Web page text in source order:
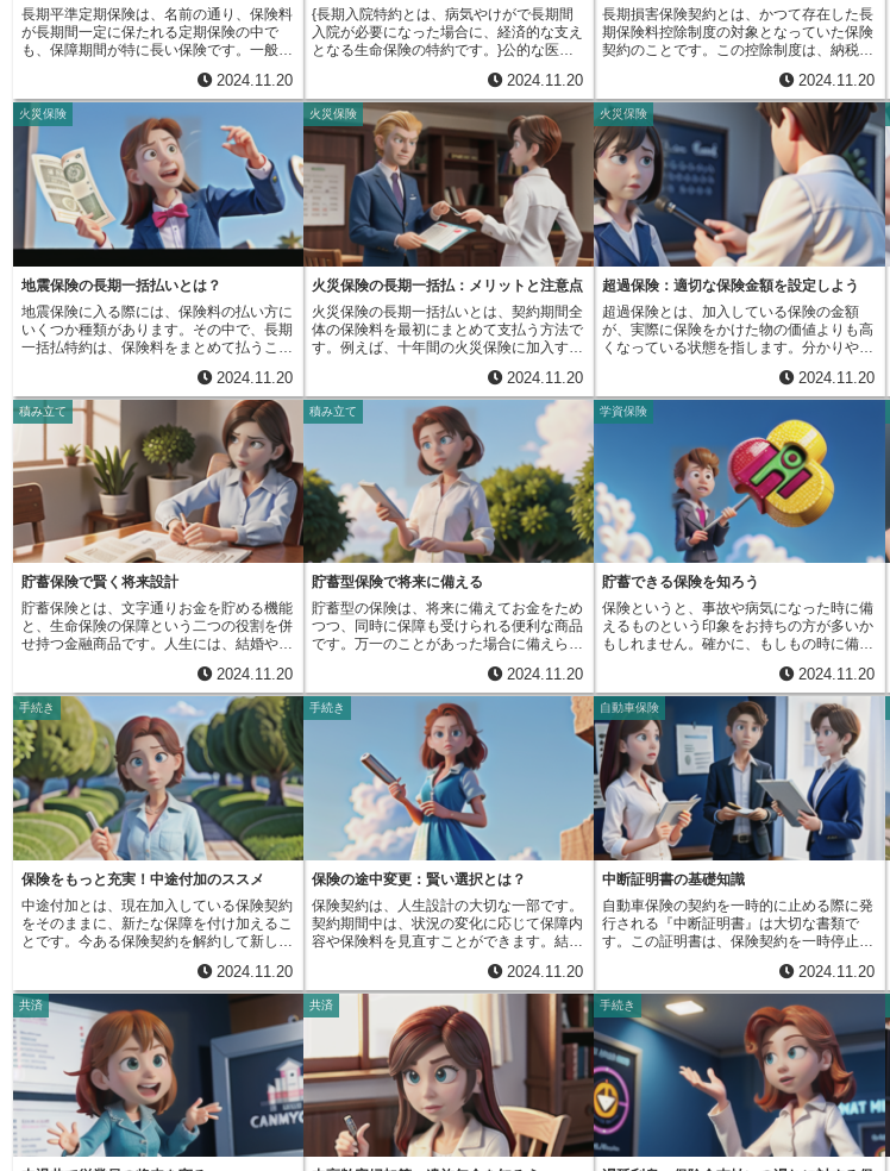
失した場合、買い替えには高額な費用が必
要となります。家財保険に加入していれ
ば、こうした予期せぬ出費を抑えることが
できます。また、水漏れで階下の住人に損
害を与えてしまった場合、賠償責任を負う
ことになりますが、家財保険に個人賠償責
任特約を付けていれば、この賠償費用も補
償されます。日常生活で起こりうる様々な
リスクに備えることで、経済的な負担を軽
減し、生活の安定を維持することに繋がり
ます。家財保険の保険料は、年間数千円か
らと比較的安く、補償内容も充実している
ため、費用対効果が高い保険と言えるでし
ょう。万が一の際に大きな助けとなるだけ
でなく、保険に加入しているという安心感
も得られます。補償内容や保険料は保険会
社によって異なるため、複数の保険商品を
比較検討し、ご自身の状況やニーズに合っ
たプランを選びましょう。インターネット
で簡単に比較サイトを利用することもでき
ます。家財保険に加入することで、不測の
事態に備え、より穏やかな日々を送ること
ができるでしょう。
り、詳しい説明を読んだりすることも容易
です。また、電話でもオペレーターに直接
質問や相談ができるため、より深く理解し
た上で加入を決められます。従来の担当者
と直接会う販売方法に加え、インターネッ
トを使った説明や契約手続きもできるよう
になり、お客さまの様々なニーズに応えら
れるようになりました。忙しくて窓口に行
く時間がない方や、自分のペースでじっく
り検討したい方にも便利です。また、イン
ターネット専用の割引プランを用意してい
る会社もあり、ますます利用しやすくなっ
ています。このように、直販は販売費用を
抑え、様々な加入方法を選べるという利点
があります。自分に合った方法で、納得の
いく保険選びをしたい方は、直販という選
択肢を検討してみてはいかがでしょうか。
動車保険でも同じように考えることができ
ます。例えば、運転中にうっかり電柱にぶ
つかってしまい、車が壊れてしまったとし
ます。この場合、事故という危険が直接の
原因で車の損害が発生したため、これも直
接損害です。この直接損害こそが、保険金
が支払われる主な対象となります。保険契
約の内容をよく読んで、何が直接損害とし
て認められるかをきちんと理解しておくこ
とが大切です。もしもの時に、正しい保険
金請求をするために必要なことです。契約
内容によっては、直接損害として認められ
る範囲が異なる場合もあります。例えば、
火災保険の中には、落雷による火災は保障
の対象だが、爆発による火災は対象外とい
ったものもあるかもしれません。そのた
め、自分の加入している保険がどのような
場合に保険金を支払ってくれるのかを、あ
らかじめ確認しておくことが重要です。そ
うすることで、いざという時に慌てること
なく、適切な対応をすることができます。
長期平準定期保険は、名前の通り、保険料
が長期間一定に保たれる定期保険の中で
も、保障期間が特に長い保険です。一般的
間の保障を目的とする場合が多いですが、
長期平準定期保険は、数十年単位といった
長期的な保障を必要とする場合に適してい
ます。そのため、将来発生する大きな支出
に備えて、計画的に資金を準備したいとい
う場合に役立ちます。例えば、企業が従業
員の退職金の支払いに備える、あるいは住
宅ローンの完済を見据えて家族の生活を守
るといった場合に、この保険は有効活用で
きます。子供が独立するまでの生活費を保
障したい、といった場合にも適していま
す。葬儀費用など、将来必ず発生する費用
料は、保障期間全体を通して一定です。こ
れは、加入時の保険料がその後も変わら
ず、将来の保険料負担を予測しやすく、家
計や事業計画を立てやすいという大きな利
点です。ただし、保障期間が長いため、他
の短期的な定期保険と比べると、保険料は
割高になる傾向があります。一時的な保障
で十分な場合は、他の定期保険の方が費用
を抑えられる可能性があります。長期平準
定期保険は、長期間にわたり安定した保障
を確保したいというニーズに応える保険商
品です。将来の不確実な出来事に備え、安
心して暮らしたい、あるいは事業を継続し
たいと考える個人や企業にとって、検討す
る価値のある選択肢の一つと言えるでしょ
う。将来のライフプランや事業計画に基づ
いて、必要な保障額と保障期間を慎重に検
討し、最適な保険を選ぶことが重要です。
2024.11.20
{長期入院特約とは、病気やけがで長期間
入院が必要になった場合に、経済的な支え
となる生命保険の特約です。}公的な医療
の増加や、仕事ができなくなることによる
収入の減少といった、長期入院に伴う経済
的な不安を軽減することを目的としていま
す。この特約は、入院日数が一定期間を超
えた場合に、日数に応じて給付金が支払わ
れます。給付金の額や支払われる日数は、
契約内容によって異なりますので、事前に
しっかりと確認することが大切です。例え
ば、1回の入院につき180日を超えた場合
に給付金が支払われるものや、入院日数に
応じて段階的に給付額が増加していくもの
など、様々な種類があります。長期入院の
などの重い病気や、大きなけがなどが挙げ
られます。これらの病気やけがは、治療に
長期間を要することが多く、医療費の高額
化に加えて、収入の減少や家族の介護負担
など、経済的にも精神的にも大きな負担が
かかります。長期入院特約に加入すること
で、このような予期せぬ事態に備え、安心
して治療に専念できる環境を整えることが
できます。公的な医療保険制度は、入院費
用の一部を負担してくれますが、高額療養
費制度などを利用しても、自己負担額が発
生する場合があります。また、差額ベッド
代や食事代など、保険適用外の費用も自己
負担となります。長期入院特約は、これら
の自己負担額や生活費の補填に役立ち、家
計への負担を和らげることができます。人
生には、いつ何が起こるかわかりません。
病気やけがによる長期入院は、誰にでも起
こりうる可能性があります。長期入院特約
て、検討する価値のあるものです。
2024.11.20
長期損害保険契約とは、かつて存在した長
期保険料控除制度の対象となっていた保険
契約のことです。この控除制度は、納税者
入した場合、支払った保険料の一部を所得
から控除できるというものでした。しか
し、この制度はすでに廃止されており、現
在は新規の契約を結ぶことはできません。
では、どのような保険契約が長期損害保険
契約とされていたのでしょうか。それは、
保険期間が10年以上で、かつ満期時に返戻
金がある損害保険契約のことでした。例え
ば、火災保険や自動車保険といった損害保
険商品の中でも、満期時に保険金が支払わ
れなかった場合に、それまでに支払った保
険料の一部が返戻されるタイプのものが該
払うことで、将来満期時に返戻金を受け取
ることができ、一種の貯蓄性も兼ね備えて
いたと言えるでしょう。この制度が廃止さ
れた現在でも、過去に長期損害保険契約を
締結した人に対しては、経過措置が適用さ
れています。つまり、廃止前に契約した長
期損害保険契約については、所定の要件を
満たせば、引き続き保険料控除の恩恵を受
けることができるのです。ただし、控除額
や控除期間などは変更されている可能性が
あるため、詳細については契約内容を確認
するか、税務署や保険会社に問い合わせる
ことをお勧めします。過去の制度とはい
え、自身に適用される可能性がある場合
は、内容を正しく理解しておくことが大切
です。
2024.11.20
火災保険
地震保険の長期一括払いとは？
地震保険に入る際には、保険料の払い方に
いくつか種類があります。その中で、長期
一括払特約は、保険料をまとめて払うこと
特約は、地震保険料を長期間分まとめて前
払いする仕組みになっています。契約期間
は２年以上５年以下から選ぶことができ、
最長５年間の契約が可能です。地震保険の
契約期間は最長で５年間なので、６年目以
降は１年間の契約か５年間の契約のどちら
かで自動的に更新されます。保険料を一括
して支払う大きなメリットは、毎年の保険
料の支払いを気にする必要がなくなること
です。一度支払いを済ませれば、選んだ契
約期間中は安心して保障を受けることがで
きます。つまり、長期的な備えをしっかり
長くなるほど割引率も大きくなるという利
点もあります。例えば、２年間の契約より
も５年間の契約の方が割引率が高く設定さ
れているため、より多くの割引を受けるこ
とができます。家計への負担を長期的に軽
くしたいと考えている方にとって、この特
約は非常に魅力的な選択肢となるでしょ
う。地震保険への加入を考えている方は、
ぜひ長期一括払特約の利用を検討してみて
ください。まとまったお金が必要にはなり
ますが、長期的な安心と家計への負担軽減
というメリットを考えると、利用する価値
は大いにあると言えるでしょう。
2024.11.20
火災保険
火災保険の長期一括払：メリットと注意点
火災保険の長期一括払いとは、契約期間全
体の保険料を最初にまとめて支払う方法で
す。例えば、十年間の火災保険に加入する
支払います。毎年あるいは毎月保険料を支
払う分割払いとは異なり、一度支払えばそ
の後は保険料の支払いを気にする必要があ
りません。これは、支払いの手間を省きた
い方にとって大きな利点です。長期一括払
いの最大のメリットは、保険料の値上げの
影響を受けないことです。通常、火災保険
の保険料は、自然災害の発生状況や建物の
老朽化など、様々な要因によって変動しま
す。分割払いの場合、契約期間中に保険料
が値上げされると、以降の保険料の負担が
増加します。しかし、長期一括払いの場合
補償が保証されます。つまり、将来の保険
料の値上げを心配する必要がありません。
これは、家計の支出を長期的に安定させた
いと考えている方にとって、非常に心強い
仕組みです。長期一括払いには、保険料の
総額を一括で支払う必要があるため、初期
費用は高額になります。しかし、分割払い
と比べて、総支払額は割引されることが多
いです。これは、保険会社にとって長期一
括払いは、資金運用がしやすくなるという
メリットがあるためです。そのため、長期
的に見ると、長期一括払いの方が総支払額
を抑えられる可能性が高いです。加入期間
が長いほど、割引率も高くなる傾向があり
ます。家計の状況や将来の計画などを考慮
し、自身に合った支払い方法を選択するこ
とが大切です。
2024.11.20
火災保険
超過保険：適切な保険金額を設定しよう
超過保険とは、加入している保険の金額
が、実際に保険をかけた物の価値よりも高
くなっている状態を指します。分かりやす
を上回っているということです。例えば、
新車で1000万円で購入した自動車を想像
してみてください。車は時間が経つにつれ
て価値が下がっていきます。5年が経過
し、同じ型の車が市場で800万円で売買さ
れているとします。この時、自動車の価値
は800万円に下がっています。しかし、最
初に加入した自動車保険の金額が1000万
円のままだったとしましょう。この場合、
保険金額1000万円と現在の自動車の価値
800万円の差額である200万円分が超過保
険となります。もしこの状態で事故が起こ
る保険金は、現在の価値である800万円ま
でです。最初に契約した1000万円は受け
取れません。なぜなら、保険は損失を補填
するためのものなので、実際の損失額以上
のお金を受け取ることはできないからで
す。つまり、この例では、200万円分の超
過保険に対して支払っていた保険料は、無
駄になってしまいます。このように、超過
保険は保険料の無駄遣いにつながるだけで
なく、適切なリスク管理の妨げにもなりま
す。保険を見直す際は、対象物の現在の価
値を正しく評価し、保険金額を調整するこ
とが大切です。必要以上に高い保険金額で
契約せず、適切な金額に見直すことで、家
計の負担を減らし、効率的なリスク管理を
実現できます。
2024.11.20
積み立て
貯蓄保険で賢く将来設計
貯蓄保険とは、文字通りお金を貯める機能
と、生命保険の保障という二つの役割を併
せ持つ金融商品です。人生には、結婚や出
生活など、大きなお金が必要となる場面が
数多く訪れます。将来のライフイベントに
備えて、計画的に資金を準備しておくこと
はとても大切です。貯蓄保険は、こうした
将来への備えとして、心強い味方となって
くれます。毎月決まった保険料を支払うこ
とで、コツコツと着実に資産を積み立てて
いくことができます。それと同時に、万が
一、契約者が亡くなってしまった場合、残
された家族にはあらかじめ決められた保険
金が支払われます。つまり、将来のための
貯蓄を行いながら、同時に家族の生活も守
不測の事態への備えという二つの安心を同
時に手に入れられる点が、貯蓄保険の大き
な魅力と言えるでしょう。貯蓄保険には
様々な種類があり、予定利率によって将来
受け取れる金額が変わったり、運用方法に
よって元本割れのリスクがある商品も存在
します。また、保険料の払い込み期間や保
障期間も商品によって様々です。そのた
め、自分のライフプランや経済状況、そし
てどのような目的で貯蓄を行いたいかとい
った点をよく考え、数ある商品の中から自
分に合った最適なものを選ぶことが重要で
す。専門の担当者に相談しながら、じっく
りと検討することをお勧めします。将来設
計の一環として、貯蓄保険の活用を検討し
2024.11.20
積み立て
貯蓄型保険で将来に備える
貯蓄型の保険は、将来に備えてお金をため
つつ、同時に保障も受けられる便利な商品
です。万一のことがあった場合に備えられ
途中で解約した場合にも、積み立てたお金
の一部、あるいは全部が戻ってくる仕組み
になっています。この保険は、将来の様々
な出来事に向けて計画的に準備を進めるた
めに活用できます。例えば、お子様の教育
資金や老後の生活資金といった具体的な目
標に向けて、着実に貯蓄を積み重ねていく
ことができます。将来必要となるお金を計
画的に準備することで、安心してその時を
迎えることができるでしょう。また、保険
の種類によっては、病気やけがで入院や手
術が必要になった場合に給付金を受け取れ
出費に備えられるため、安心感を得られる
というメリットも大きな魅力です。貯蓄型
の保険には、大きく分けて終身保険、養老
保険、学資保険といった種類があります。
終身保険は一生涯の保障を提供し、死亡時
に保険金が支払われます。養老保険は満期
時に生存していれば満期保険金を受け取る
ことができ、満期まで死亡保障も備えてい
ます。学資保険は、お子様の教育資金準備
に特化した保険で、満期時にまとまったお
金を受け取ることができます。それぞれの
保険には特徴やメリット、デメリットがあ
るので、ご自身のライフプランやニーズに
合わせて最適なものを選ぶことが大切で
す。専門家にご相談いただくことで、より
2024.11.20
学資保険
貯蓄できる保険を知ろう
保険というと、事故や病気になった時に備
えるものという印象をお持ちの方が多いか
もしれません。確かに、もしもの時に備え
保険は一般的です。掛け捨て型は、保険期
間中に何もなければ払い込んだお金は戻っ
てきませんが、その分保険料が割安という
特徴があります。しかし、保険には万一の
備えと同時に、お金を貯める機能を併せ持
つタイプもあります。これを貯蓄型の保険
と言います。貯蓄型保険では、払い込んだ
保険料の一部が将来受け取れるお金に積み
立てられます。将来受け取れるお金には、
満期保険金や解約返戻金などがあり、契約
内容によって受け取れる時期や金額が異な
ります。貯蓄型保険は、将来の大きな出費
味方となります。例えば、子供の教育資金
や住宅購入資金、老後の生活資金など、人
生には様々なライフイベントが待ち受けて
います。これらのイベントに備えて計画的
に貯蓄を進めていくことは、将来の安心に
つながります。貯蓄型の保険は、まさにそ
のための有効な手段となり得るのです。も
ちろん、貯蓄機能の高さは商品によって
様々です。保障内容も保険料も大きく異な
るため、ご自身の状況や将来設計に合わせ
て最適な商品を選ぶことが重要です。保険
会社や代理店の担当者に相談し、様々な商
品を比較検討することで、より自分に合っ
た保険を見つけることができるでしょう。
将来への備えとして、貯蓄型の保険を検討
2024.11.20
手続き
保険をもっと充実！中途付加のススメ
中途付加とは、現在加入している保険契約
をそのままに、新たな保障を付け加えるこ
とです。今ある保険契約を解約して新しい
障を上乗せするイメージです。例えるな
ら、家の増築のようなものです。すでに建
っている家に、必要な部屋を付け足してい
くのと同じように、今の保険という土台
に、必要な保障という部屋を一つずつ増築
していくことができます。人生には様々な
変化が訪れます。結婚や出産といったおめ
でたい出来事、昇進による責任の増加、子
供の成長、親の介護など、生活の状況は常
に変化していきます。このようなライフス
テージの変化に合わせて、必要な保障も変
2024.11.20
手続き
保険の途中変更：賢い選択とは？
保険契約は、人生設計の大切な一部です。
契約期間中は、状況の変化に応じて保障内
容や保険料を見直すことができます。結婚
人生には様々な転機が訪れます。これに伴
い、必要な保障の額や種類も変わってくる
でしょう。このような変化に対応するため
に、現在加入している保険契約を変更する
方法があります。これを中途更改といいま
す。中途更改とは、現在の契約を途中で終
了し、新たな契約を結ぶことです。まるで
季節の変わり目に服を着替えるように、自
分の状況に合った保険を改めて選ぶことが
できます。中途更改では、保障内容を変更
することができます。例えば、家族が増え
2024.11.20
自動車保険
中断証明書の基礎知識
自動車保険の契約を一時的に止める際に発
行される『中断証明書』は大切な書類で
す。この証明書は、保険契約を一時停止し
自動車保険に加入する際に、中断前の等級
や事故の記録といった大切な情報を引き継
ぐことができます。この証明書が必要とな
る場面はいくつかあります。例えば、自動
車を廃車にする時や、海外への仕事や留学
などで長い間自動車を運転しない時などが
挙げられます。保険契約を完全に解約して
しまうと、それまで積み重ねてきた等級が
無効になってしまいます。しかし、中断証
明書があれば、再び保険に加入する際に、
以前の等級を引き継ぐことができるので、
2024.11.20
共済 共済 手続き